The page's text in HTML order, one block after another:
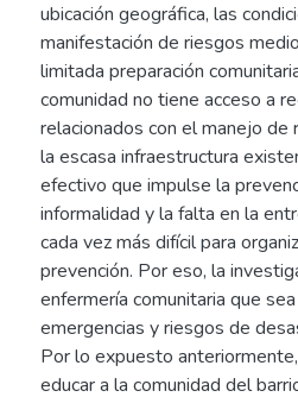
ubicación geográfica, las
manifestación de riesgos
limitada preparación
comunidad no tiene acceso a
relacionados con el manejo de
la escasa infraestructura
efectivo que impulse la
informalidad y la falta en la
cada vez más difícil para
prevención. Por eso, la
enfermería comunitaria que
emergencias y riesgos de
Por lo expuesto
educar a la comunidad del